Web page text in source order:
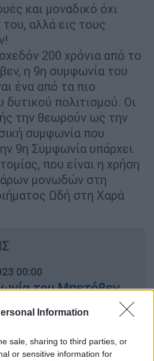
Information
sale, sharing to third parties, or
or sensitive information for
και μοναδικό όχι
αλλά εις τους
200 χρόνια από το
η 9η συμφωνία του
ένα από τα πιο
δυτικού πολιτισμού. Οι
την θεωρούν ως την
συμφωνία που
9η Συμφωνία υπάρχει
που είναι η χρήση
μονωδών στη
Ωδή στη Χαρά
00:00
του Μπετόβεν